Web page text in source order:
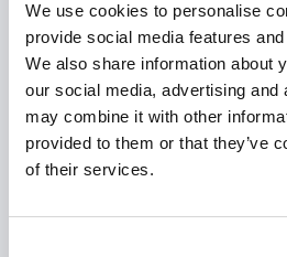
We use cookies to personalise
provide social media features
We also share information about
our social media, advertising and
may combine it with other
provided to them or that they’ve
of their services.
κερδοφορία για την